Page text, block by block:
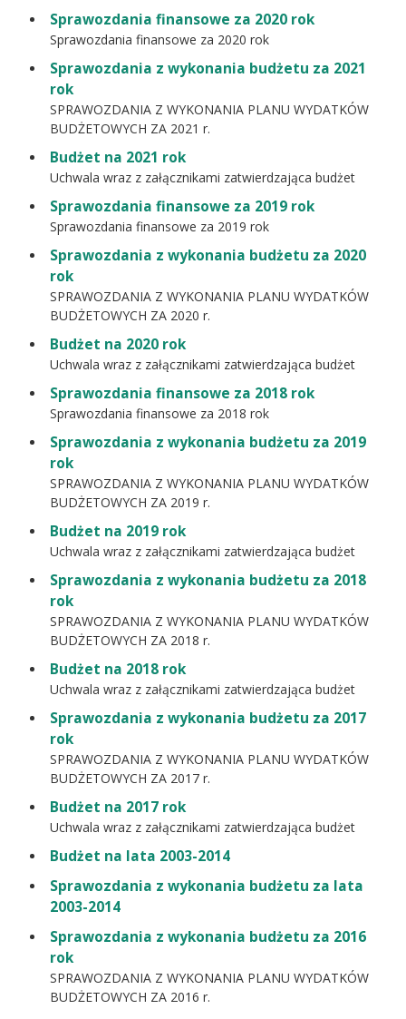
Sprawozdania finansowe za 2020 rok
Sprawozdania finansowe za 2020 rok
Sprawozdania z wykonania budżetu za 2021
rok
SPRAWOZDANIA Z WYKONANIA PLANU WYDATKÓW
BUDŻETOWYCH ZA 2021 r.
Budżet na 2021 rok
Uchwala wraz z załącznikami zatwierdzająca budżet
Sprawozdania finansowe za 2019 rok
Sprawozdania finansowe za 2019 rok
Sprawozdania z wykonania budżetu za 2020
rok
SPRAWOZDANIA Z WYKONANIA PLANU WYDATKÓW
BUDŻETOWYCH ZA 2020 r.
Budżet na 2020 rok
Uchwala wraz z załącznikami zatwierdzająca budżet
Sprawozdania finansowe za 2018 rok
Sprawozdania finansowe za 2018 rok
Sprawozdania z wykonania budżetu za 2019
rok
SPRAWOZDANIA Z WYKONANIA PLANU WYDATKÓW
BUDŻETOWYCH ZA 2019 r.
Budżet na 2019 rok
Uchwala wraz z załącznikami zatwierdzająca budżet
Sprawozdania z wykonania budżetu za 2018
rok
SPRAWOZDANIA Z WYKONANIA PLANU WYDATKÓW
BUDŻETOWYCH ZA 2018 r.
Budżet na 2018 rok
Uchwala wraz z załącznikami zatwierdzająca budżet
Sprawozdania z wykonania budżetu za 2017
rok
SPRAWOZDANIA Z WYKONANIA PLANU WYDATKÓW
BUDŻETOWYCH ZA 2017 r.
Budżet na 2017 rok
Uchwala wraz z załącznikami zatwierdzająca budżet
Budżet na lata 2003-2014
Sprawozdania z wykonania budżetu za lata
2003-2014
Sprawozdania z wykonania budżetu za 2016
rok
SPRAWOZDANIA Z WYKONANIA PLANU WYDATKÓW
BUDŻETOWYCH ZA 2016 r.